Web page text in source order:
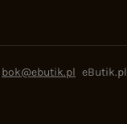
bok@ebutik.pl eButik.pl